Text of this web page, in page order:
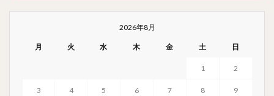
2026年8月
月 火 水 木 金 土 日
1 2
3 4 5 6 7 8 9